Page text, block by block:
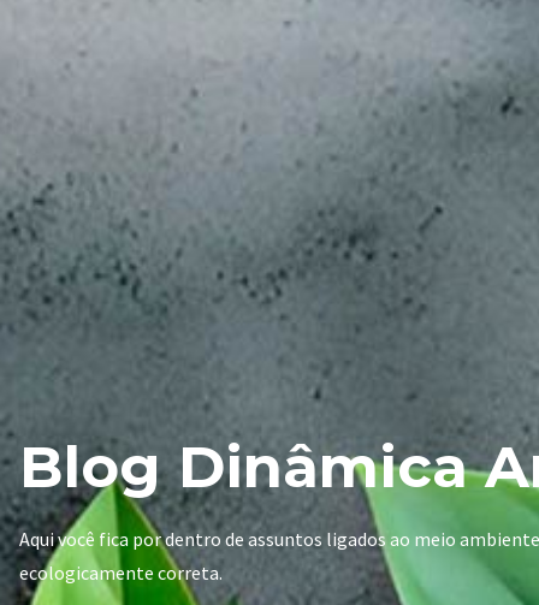
Blog Dinâmica
Aqui você fica por dentro de assuntos ligados ao meio
ecologicamente correta.